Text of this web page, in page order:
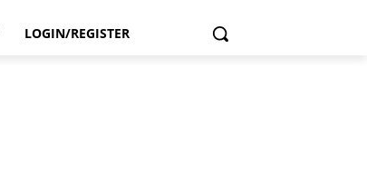
LOGIN/REGISTER